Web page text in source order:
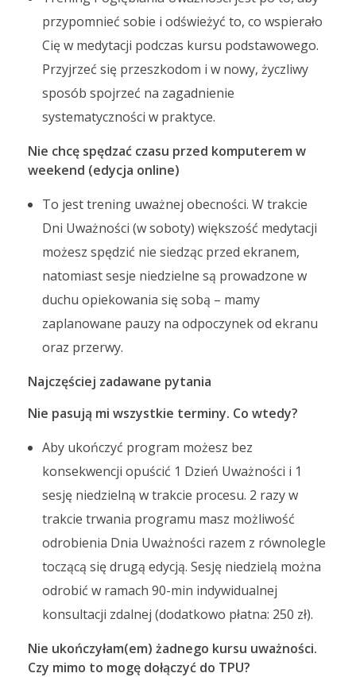
przypomnieć sobie i odświeżyć to, co wspierało
Cię w medytacji podczas kursu podstawowego.
Przyjrzeć się przeszkodom i w nowy, życzliwy
sposób spojrzeć na zagadnienie
systematyczności w praktyce.
Nie chcę spędzać czasu przed komputerem w
weekend (edycja online)
To jest trening uważnej obecności. W trakcie
Dni Uważności (w soboty) większość medytacji
możesz spędzić nie siedząc przed ekranem,
natomiast sesje niedzielne są prowadzone w
duchu opiekowania się sobą – mamy
zaplanowane pauzy na odpoczynek od ekranu
oraz przerwy.
Najczęściej zadawane pytania
Nie pasują mi wszystkie terminy. Co wtedy?
Aby ukończyć program możesz bez
konsekwencji opuścić 1 Dzień Uważności i 1
sesję niedzielną w trakcie procesu. 2 razy w
trakcie trwania programu masz możliwość
odrobienia Dnia Uważności razem z równolegle
toczącą się drugą edycją. Sesję niedzielą można
odrobić w ramach 90-min indywidualnej
konsultacji zdalnej (dodatkowo płatna: 250 zł).
Nie ukończyłam(em) żadnego kursu uważności.
Czy mimo to mogę dołączyć do TPU?